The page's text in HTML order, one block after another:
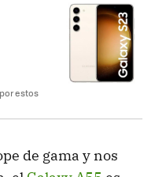
estos
de gama y nos